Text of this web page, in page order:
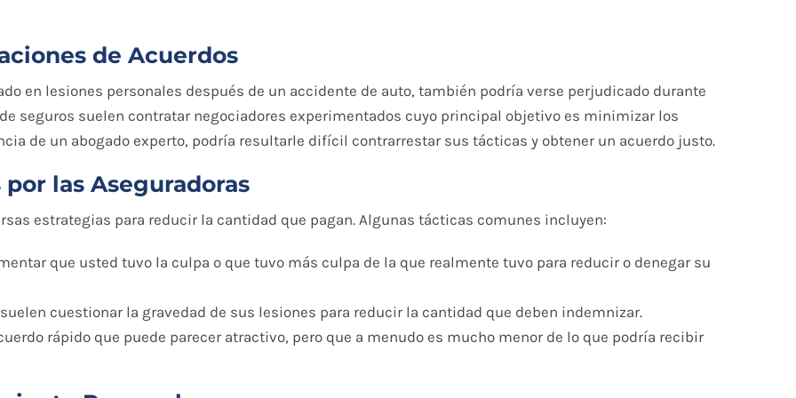
de Acuerdos
en lesiones personales después de un accidente de auto, también podría verse perjudicado durante
seguros suelen contratar negociadores experimentados cuyo principal objetivo es minimizar los
de un abogado experto, podría resultarle difícil contrarrestar sus tácticas y obtener un acuerdo justo.
las Aseguradoras
estrategias para reducir la cantidad que pagan. Algunas tácticas comunes incluyen:
que usted tuvo la culpa o que tuvo más culpa de la que realmente tuvo para reducir o denegar su
cuestionar la gravedad de sus lesiones para reducir la cantidad que deben indemnizar.
rápido que puede parecer atractivo, pero que a menudo es mucho menor de lo que podría recibir